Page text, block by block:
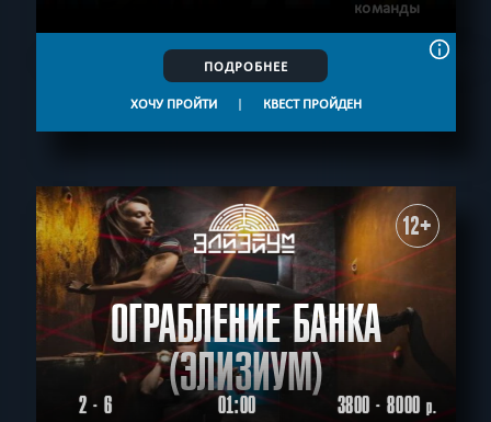
команды
ПОДРОБНЕЕ
ХОЧУ ПРОЙТИ | КВЕСТ ПРОЙДЕН
12+
ОГРАБЛЕНИЕ БАНКА
(ЭЛИЗИУМ)
2 - 6 01:00 3800 - 8000р.